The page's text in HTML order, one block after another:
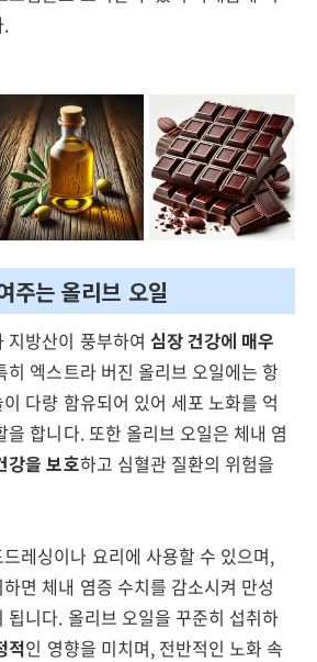
.
주는 올리브 오일
지방산이 풍부하여 심장 건강에 매우
히 엑스트라 버진 올리브 오일에는 항
다량 함유되어 있어 세포 노화를 억
을 합니다. 또한 올리브 오일은 체내 염
강을 보호하고 심혈관 질환의 위험을
레싱이나 요리에 사용할 수 있으며,
면 체내 염증 수치를 감소시켜 만성
됩니다. 올리브 오일을 꾸준히 섭취하
적인 영향을 미치며, 전반적인 노화 속